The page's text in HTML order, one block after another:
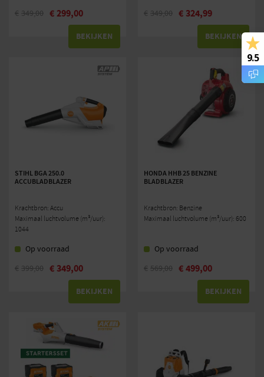
€ 349,00 €299,00
BEKIJKEN
€ 349,00 €324,99
BEKIJKEN
STIHL BGA 250.0
ACCUBLADBLAZER
Krachtbron: Accu
Maximaal luchtvolume (m³/uur):
1044
Op voorraad
€ 399,00 €349,00
BEKIJKEN
HONDA HHB 25 BENZINE
BLADBLAZER
Krachtbron: Benzine
Maximaal luchtvolume (m³/uur): 600
Op voorraad
€ 569,00 €499,00
BEKIJKEN
9.5